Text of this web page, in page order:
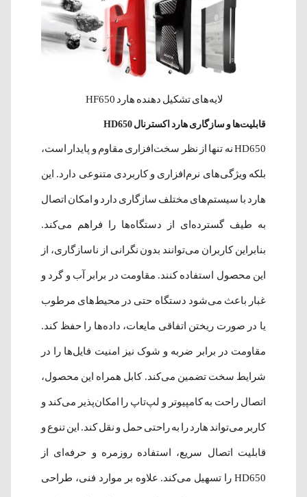
لایه‌های تشکیل دهنده هارد HF650
قابلیت‌ها و سازگاری هارد اکسترنال HD650
HD650 نه تنها از نظر سخت‌افزاری مقاوم و پایدار است،
بلکه ویژگی‌های نرم‌افزاری و کاربردی متنوعی دارد. این
هارد با سیستم‌های مختلف سازگاری دارد و امکان اتصال
به طیف گسترده‌ای از دستگاه‌ها را فراهم می‌کند.
بنابراین کاربران می‌توانند بدون نگرانی از ناسازگاری، از
این محصول استفاده کنند. مقاومت در برابر آب و گرد و
غبار باعث می‌شود دستگاه حتی در محیط‌های مرطوب
یا در صورت ریختن اتفاقی مایعات، داده‌ها را حفظ کند.
مقاومت در برابر ضربه و شوک نیز امنیت فایل‌ها را در
شرایط سخت تضمین می‌کند. کابل همراه این محصول،
اتصال راحت به کامپیوتر و لپ‌تاپ را امکان‌پذیر می‌کند و
کاربر می‌تواند هارد را به راحتی حمل و نقل کند. این تنوع و
قابلیت اتصال سریع، استفاده روزمره و حرفه‌ای از
HD650 را تسهیل می‌کند. علاوه بر موارد فنی، طراحی